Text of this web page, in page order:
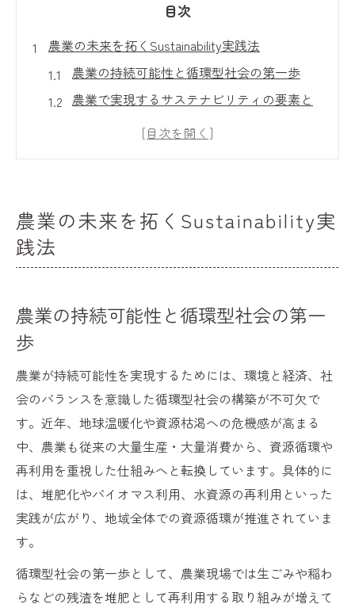
目次
農業の未来を拓くSustainability実践法
農業の持続可能性と循環型社会の第一歩
農業で実現するサステナビリティの要素と
リジェネラティブ農業で始める新しい地球循環
農業の地球循環を支えるリジェネラティブ
農業と気候変動対策を両立する新しい取組
み
農業に根ざしたリジェネラティブの革新性
環境を守る農業とは何かを解き明かす
環境保全を実現する農業の重要ポイント
農業と生物多様性を守るサステナブルな方
農業が支えるエコシステムの基礎知識
農業と環境配慮の両立を叶える具体策
農業の未来を拓くSustainability実
践法
農業の持続可能性と循環型社会の第一
歩
農業が持続可能性を実現するためには、環境と経済、社
会のバランスを意識した循環型社会の構築が不可欠で
す。近年、地球温暖化や資源枯渇への危機感が高まる
中、農業も従来の大量生産・大量消費から、資源循環や
再利用を重視した仕組みへと転換しています。具体的に
は、堆肥化やバイオマス利用、水資源の再利用といった
実践が広がり、地域全体での資源循環が推進されていま
す。
循環型社会の第一歩として、農業現場では生ごみや稲わ
らなどの残渣を堆肥として再利用する取り組みが増えて